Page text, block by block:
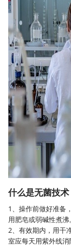
什么是无菌技术
1、操作前做好准备
用肥皂或弱碱性煮沸
2、有效期内，用干
室应每天用紫外线